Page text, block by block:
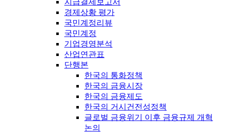
지급결제보고서
경제상황 평가
국민계정리뷰
국민계정
기업경영분석
산업연관표
단행본
한국의 통화정책
한국의 금융시장
한국의 금융제도
한국의 거시건전성정책
글로벌 금융위기 이후 금융규제 개혁
논의